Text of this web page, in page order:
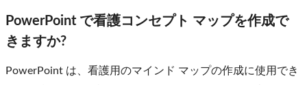
PowerPoint で看護コンセプト マップを作成で
きますか?
PowerPoint は、看護用のマインド マップの作成に使用でき